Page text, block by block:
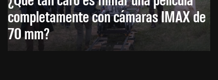
completamente con cámaras IMAX de
70 mm?